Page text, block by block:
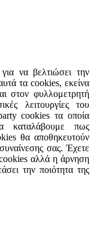
να βελτιώσει την
τα cookies, εκείνα
στον φυλλομετρητή
λειτουργίες του
cookies τα οποία
καταλάβουμε πως
θα αποθηκευτούν
σας. Έχετε
αλλά η άρνηση
την ποιότητα της